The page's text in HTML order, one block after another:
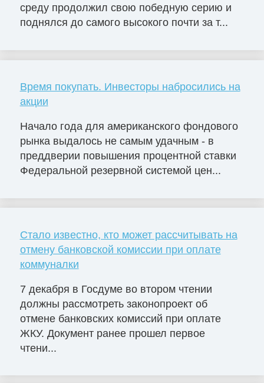
среду продолжил свою победную серию и
поднялся до самого высокого почти за т...
Время покупать. Инвесторы набросились на
акции
Начало года для американского фондового
рынка выдалось не самым удачным - в
преддверии повышения процентной ставки
Федеральной резервной системой цен...
Стало известно, кто может рассчитывать на
отмену банковской комиссии при оплате
коммуналки
7 декабря в Госдуме во втором чтении
должны рассмотреть законопроект об
отмене банковских комиссий при оплате
ЖКУ. Документ ранее прошел первое
чтени...